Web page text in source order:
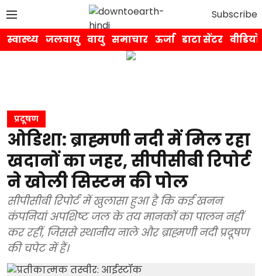
Subscribe
स्वास्थ्य जलवायु वायु समाचार ऊर्जा डाटा सेंटर वीडियो
प्रदूषण
ओडिशा: ब्राह्मणी नदी में मिल रहा
खदानों का जहर, सीपीसीबी रिपोर्ट
ने खोली सिस्टम की पोल
सीपीसीबी रिपोर्ट में खुलासा हुआ है कि कई खनन
कंपनियां अपशिष्ट जल के तय मानकों का पालन नहीं
कर रहीं, जिससे स्थानीय नाले और ब्राह्मणी नदी प्रदूषण
की चपेट में हैं।